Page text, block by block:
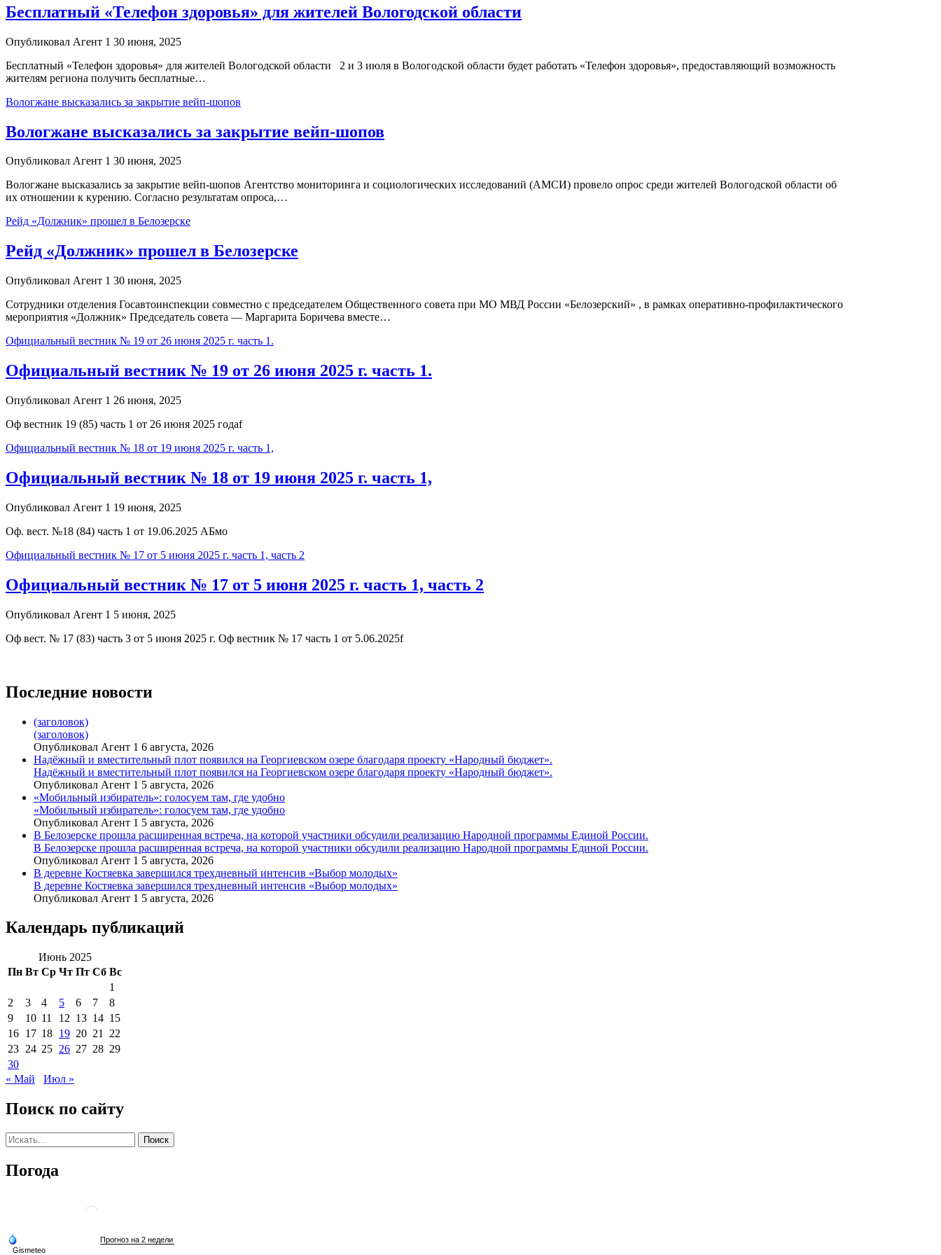
Бесплатный «Телефон здоровья» для жителей Вологодской области
Опубликовал Агент 1 30 июня, 2025
Бесплатный «Телефон здоровья» для жителей Вологодской области 2 и 3 июля в Вологодской области будет работать «Телефон здоровья», предоставляющий возможность
жителям региона получить бесплатные…
Вологжане высказались за закрытие вейп-шопов
Вологжане высказались за закрытие вейп-шопов
Опубликовал Агент 1 30 июня, 2025
Вологжане высказались за закрытие вейп-шопов Агентство мониторинга и социологических исследований (АМСИ) провело опрос среди жителей Вологодской области об
их отношении к курению. Согласно результатам опроса,…
Рейд «Должник» прошел в Белозерске
Рейд «Должник» прошел в Белозерске
Опубликовал Агент 1 30 июня, 2025
Сотрудники отделения Госавтоинспекции совместно с председателем Общественного совета при МО МВД России «Белозерский» , в рамках оперативно-профилактического
мероприятия «Должник» Председатель совета — Маргарита Боричева вместе…
Официальный вестник № 19 от 26 июня 2025 г. часть 1.
Официальный вестник № 19 от 26 июня 2025 г. часть 1.
Опубликовал Агент 1 26 июня, 2025
Оф вестник 19 (85) часть 1 от 26 июня 2025 годаf
Официальный вестник № 18 от 19 июня 2025 г. часть 1,
Официальный вестник № 18 от 19 июня 2025 г. часть 1,
Опубликовал Агент 1 19 июня, 2025
Оф. вест. №18 (84) часть 1 от 19.06.2025 АБмо
Официальный вестник № 17 от 5 июня 2025 г. часть 1, часть 2
Официальный вестник № 17 от 5 июня 2025 г. часть 1, часть 2
Опубликовал Агент 1 5 июня, 2025
Оф вест. № 17 (83) часть 3 от 5 июня 2025 г. Оф вестник № 17 часть 1 от 5.06.2025f
Последние новости
(заголовок)
(заголовок)
Опубликовал Агент 1 6 августа, 2026
Надёжный и вместительный плот появился на Георгиевском озере благодаря проекту «Народный бюджет».
Надёжный и вместительный плот появился на Георгиевском озере благодаря проекту «Народный бюджет».
Опубликовал Агент 1 5 августа, 2026
«Мобильный избиратель»: голосуем там, где удобно
«Мобильный избиратель»: голосуем там, где удобно
Опубликовал Агент 1 5 августа, 2026
В Белозерске прошла расширенная встреча, на которой участники обсудили реализацию Народной программы Единой России.
В Белозерске прошла расширенная встреча, на которой участники обсудили реализацию Народной программы Единой России.
Опубликовал Агент 1 5 августа, 2026
В деревне Костяевка завершился трехдневный интенсив «Выбор молодых»
В деревне Костяевка завершился трехдневный интенсив «Выбор молодых»
Опубликовал Агент 1 5 августа, 2026
Календарь публикаций
Июнь 2025
Пн Вт Ср Чт Пт Сб Вс
1
2
3 4 5 6 7
8
9
10 11 12 13 14 15
16 17 18 19 20 21
22
23 24 25 26 27 28 29
30
« Май
Июл »
Поиск по сайту
Погода